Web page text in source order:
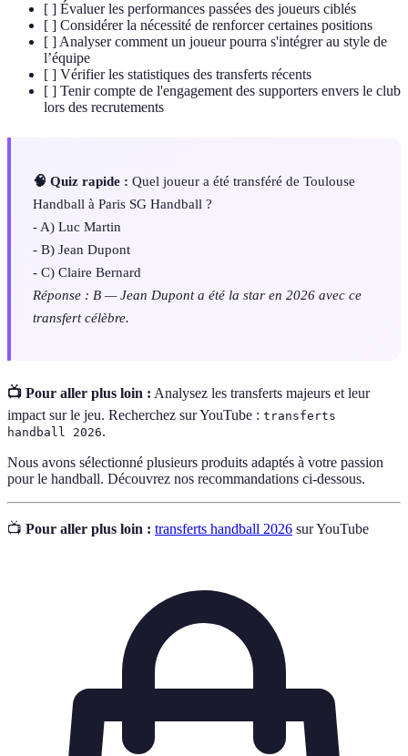
[ ] Évaluer les performances passées des joueurs ciblés
[ ] Considérer la nécessité de renforcer certaines positions
[ ] Analyser comment un joueur pourra s'intégrer au style de
l’équipe
[ ] Vérifier les statistiques des transferts récents
[ ] Tenir compte de l'engagement des supporters envers le club
lors des recrutements
🧠 Quiz rapide : Quel joueur a été transféré de Toulouse
Handball à Paris SG Handball ?
- A) Luc Martin
- B) Jean Dupont
- C) Claire Bernard
Réponse : B — Jean Dupont a été la star en 2026 avec ce
transfert célèbre.
📺 Pour aller plus loin : Analysez les transferts majeurs et leur
impact sur le jeu. Recherchez sur YouTube : transferts
handball 2026.
Nous avons sélectionné plusieurs produits adaptés à votre passion
pour le handball. Découvrez nos recommandations ci-dessous.
📺 Pour aller plus loin : transferts handball 2026 sur YouTube